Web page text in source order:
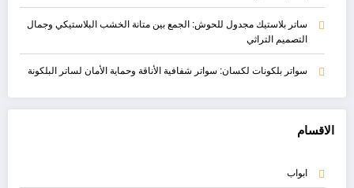
ساتر بلاستيك مجدول للحوش: الجمع بين متانة الخشب البلاستيكي وجمال
التصميم التراثي
سواتر بلكونات لكسان: سواتر شفافية الأناقة وحماية الأمان لساتر البلكونة
الاقسام
ابواب